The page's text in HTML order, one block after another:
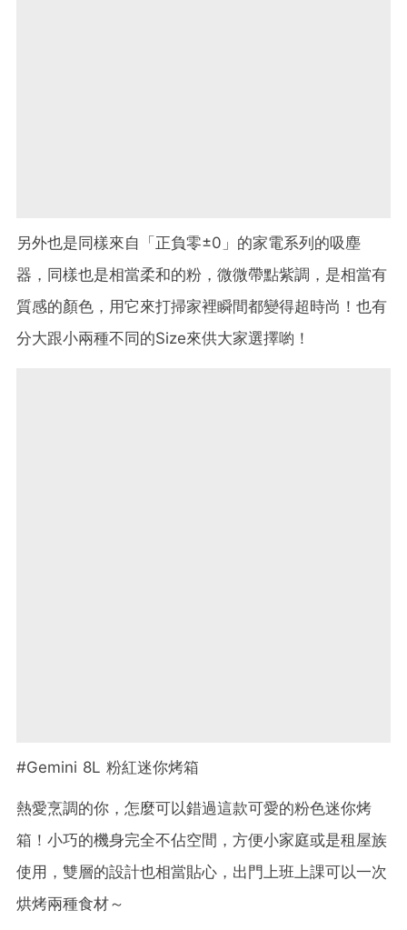
另外也是同樣來自「正負零±0」的家電系列的吸塵
器，同樣也是相當柔和的粉，微微帶點紫調，是相當有
質感的顏色，用它來打掃家裡瞬間都變得超時尚！也有
分大跟小兩種不同的Size來供大家選擇喲！
#Gemini 8L 粉紅迷你烤箱
熱愛烹調的你，怎麼可以錯過這款可愛的粉色迷你烤
箱！小巧的機身完全不佔空間，方便小家庭或是租屋族
使用，雙層的設計也相當貼心，出門上班上課可以一次
烘烤兩種食材～